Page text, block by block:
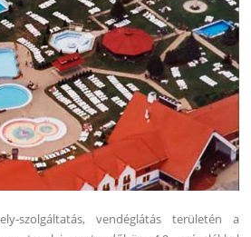
szolgáltatás, vendéglátás területén a